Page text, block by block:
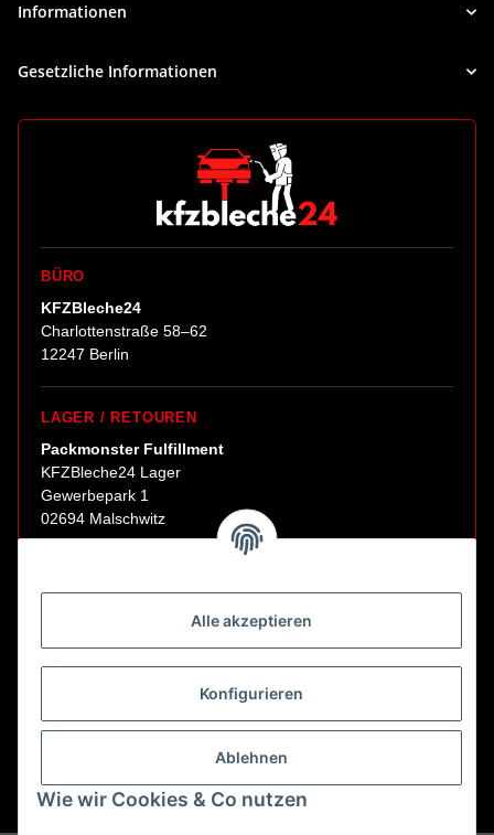
Alle akzeptieren
Konfigurieren
Ablehnen
Wie wir Cookies & Co nutzen
Informationen
Gesetzliche Informationen
BÜRO
KFZBleche24
Charlottenstraße 58–62
12247 Berlin
LAGER / RETOUREN
Packmonster Fulfillment
KFZBleche24 Lager
Gewerbepark 1
02694 Malschwitz
Abholungen nur nach Terminvereinbarung.
E-Mail:sales@kfzbleche24.de
Vertrag widerrufen
* Alle Preise inkl. gesetzlicher USt., zzgl.Versand